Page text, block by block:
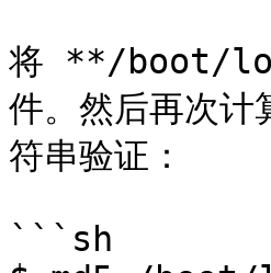
将 **/boot/
件。然后再次
符串验证：
```sh